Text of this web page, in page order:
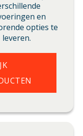
en
opties te
leveren.